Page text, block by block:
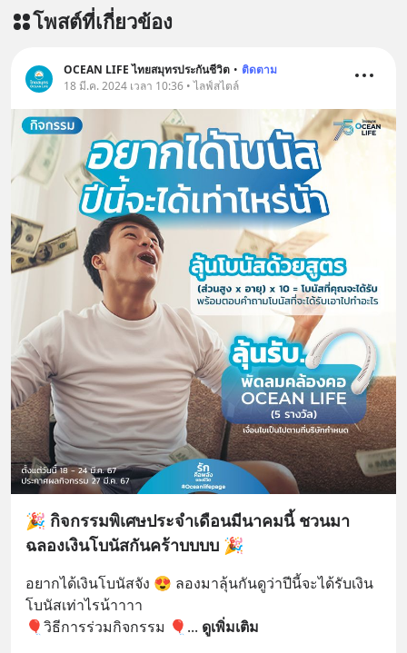
โพสต์ที่เกี่ยวข้อง
OCEAN LIFE ไทยสมุทรประกันชีวิต • ติดตาม
18 มี.ค. 2024 เวลา 10:36 • ไลฟ์สไตล์
🎉 กิจกรรมพิเศษประจำเดือนมีนาคมนี้ ชวนมา
ฉลองเงินโบนัสกันคร้าบบบบ 🎉
อยากได้เงินโบนัสจัง 😍 ลองมาลุ้นกันดูว่าปีนี้จะได้รับเงิน
โบนัสเท่าไรน้าาาา
🎈วิธีการร่วมกิจกรรม 🎈 ... ดูเพิ่มเติม